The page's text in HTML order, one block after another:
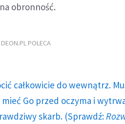
obronność.
DEON.PL POLECA
całkowicie do wewnątrz.
Go przed oczyma i
skarb. (Sprawdź: